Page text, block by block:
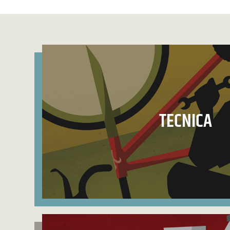
TECNICA